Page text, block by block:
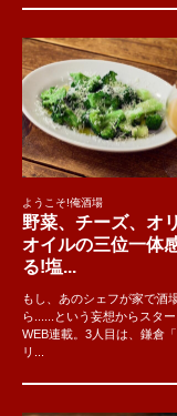
ようこそ!俺酒場
野菜、チーズ、オ
オイルの三位一体
る!塩...
もし、あのシェフが家で酒
ら......という妄想からスタ
WEB連載。3人目は、鎌倉
リ...